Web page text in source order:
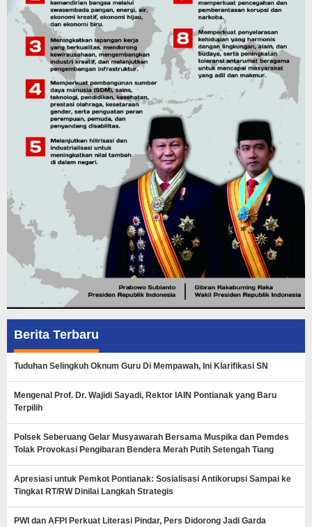
Berita Terbaru
Tuduhan Selingkuh Oknum Guru Di Mempawah, Ini Klarifikasi SN
Mengenal Prof. Dr. Wajidi Sayadi, Rektor IAIN Pontianak yang Baru
Terpilih
Polsek Seberuang Gelar Musyawarah Bersama Muspika dan Pemdes
Tolak Provokasi Pengibaran Bendera Merah Putih Setengah Tiang
Apresiasi untuk Pemkot Pontianak: Sosialisasi Antikorupsi Sampai ke
Tingkat RT/RW Dinilai Langkah Strategis
PWI dan AFPI Perkuat Literasi Pindar, Pers Didorong Jadi Garda